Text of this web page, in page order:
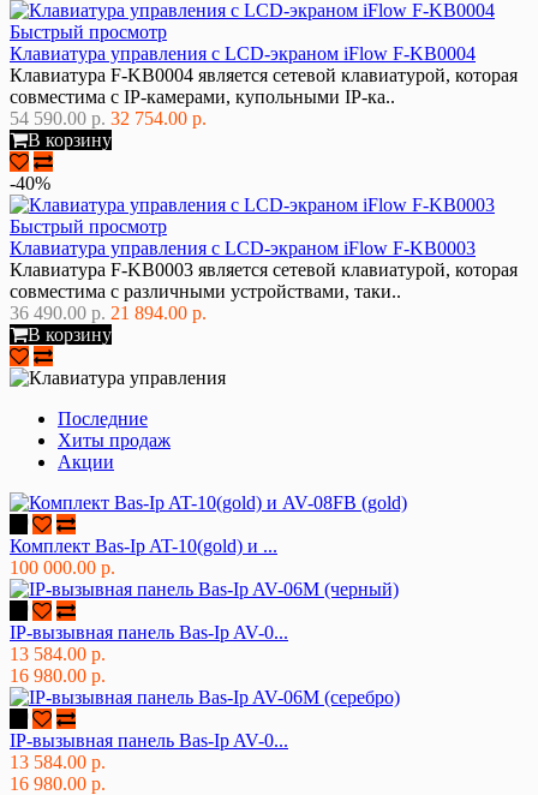
Быстрый просмотр
Клавиатура управления с LCD-экраном iFlow F-KB0004
Клавиатура F-KB0004 является сетевой клавиатурой, которая
совместима с IP-камерами, купольными IP-ка..
54 590.00 р. 32 754.00 р.
В корзину
-40%
Быстрый просмотр
Клавиатура управления с LCD-экраном iFlow F-KB0003
Клавиатура F-KB0003 является сетевой клавиатурой, которая
совместима с различными устройствами, таки..
36 490.00 р. 21 894.00 р.
В корзину
Последние
Хиты продаж
Акции
Комплект Bas-Ip AT-10(gold) и ...
100 000.00 р.
IP-вызывная панель Bas-Ip AV-0...
13 584.00 р.
16 980.00 р.
IP-вызывная панель Bas-Ip AV-0...
13 584.00 р.
16 980.00 р.